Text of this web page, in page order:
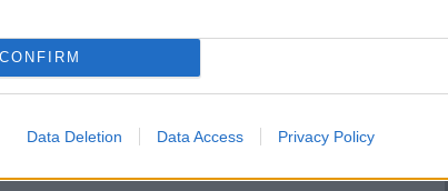
CONFIRM
Data Deletion Data Access Privacy Policy